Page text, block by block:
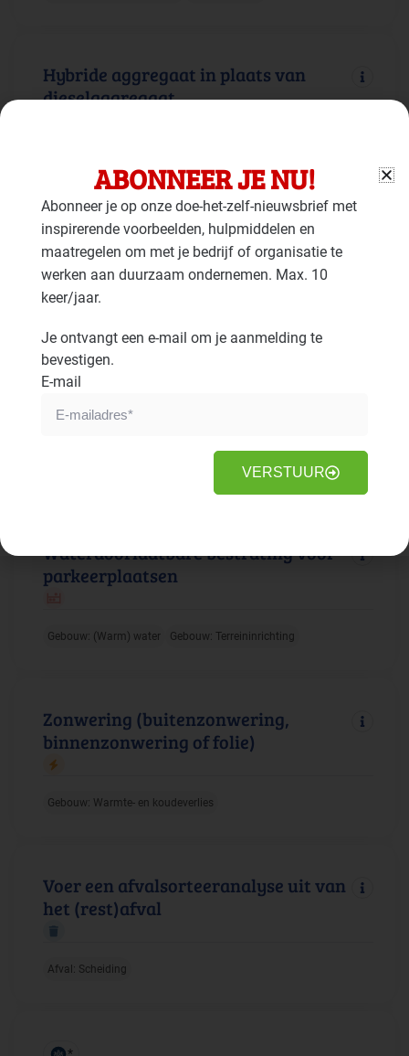
Hybride aggregaat in plaats van
dieselaggregaat
Aggregaten op alternatieve
brandstoffen
Batterij voor elektriciteitsopslag
Faciliteiten: Elektrische apparatuur
Waterdoorlaatbare bestrating voor
parkeerplaatsen
Gebouw: (Warm) water Gebouw: Terreininrichting
Zonwering (buitenzonwering,
binnenzonwering of folie)
Gebouw: Warmte- en koudeverlies
Voer een afvalsorteeranalyse uit van
het (rest)afval
Afval: Scheiding
ABONNEER JE NU!
Abonneer je op onze doe-het-zelf-nieuwsbrief met
inspirerende voorbeelden, hulpmiddelen en
maatregelen om met je bedrijf of organisatie te
werken aan duurzaam ondernemen. Max. 10
keer/jaar.
Je ontvangt een e-mail om je aanmelding te
bevestigen.
E-mail
VERSTUUR